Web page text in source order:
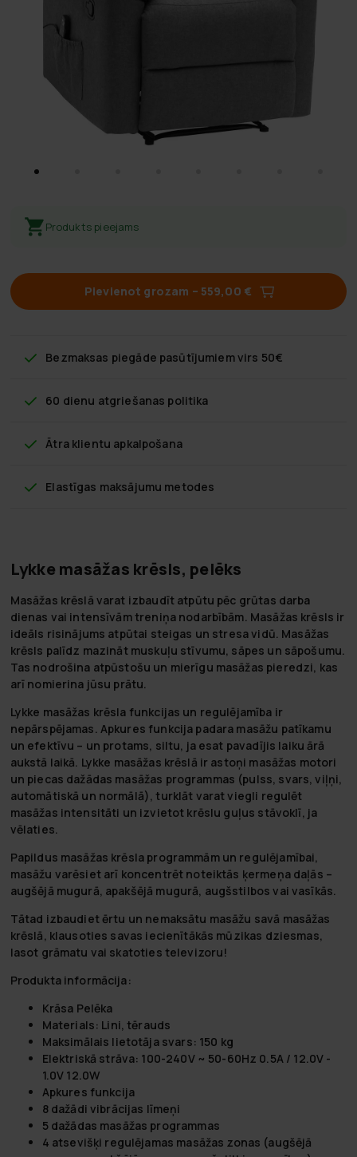
Produkts pieejams
Pievienot grozam – 559,00 €
Bezmaksas piegāde pasūtījumiem virs 50€
60 dienu atgriešanas politika
Ātra klientu apkalpošana
Elastīgas maksājumu metodes
Lykke masāžas krēsls, pelēks
Masāžas krēslā varat izbaudīt atpūtu pēc grūtas darba
dienas vai intensīvām treniņa nodarbībām. Masāžas krēsls ir
ideāls risinājums atpūtai steigas un stresa vidū. Masāžas
krēsls palīdz mazināt muskuļu stīvumu, sāpes un sāpošumu.
Tas nodrošina atpūstošu un mierīgu masāžas pieredzi, kas
arī nomierina jūsu prātu.
Lykke masāžas krēsla funkcijas un regulējamība ir
nepārspējamas. Apkures funkcija padara masāžu patīkamu
un efektīvu – un protams, siltu, ja esat pavadījis laiku ārā
aukstā laikā. Lykke masāžas krēslā ir astoņi masāžas motori
un piecas dažādas masāžas programmas (pulss, svars, viļņi,
automātiskā un normālā), turklāt varat viegli regulēt
masāžas intensitāti un izvietot krēslu guļus stāvoklī, ja
vēlaties.
Papildus masāžas krēsla programmām un regulējamībai,
masāžu varēsiet arī koncentrēt noteiktās ķermeņa daļās –
augšējā mugurā, apakšējā mugurā, augšstilbos vai vasīkās.
Tātad izbaudiet ērtu un nemaksātu masāžu savā masāžas
krēslā, klausoties savas iecienītākās mūzikas dziesmas,
lasot grāmatu vai skatoties televizoru!
Produkta informācija:
Krāsa Pelēka
Materials: Lini, tērauds
Maksimālais lietotāja svars: 150 kg
Elektriskā strāva: 100-240V ~ 50-60Hz 0.5A / 12.0V -
1.0V 12.0W
Apkures funkcija
8 dažādi vibrācijas līmeņi
5 dažādas masāžas programmas
4 atsevišķi regulējamas masāžas zonas (augšējā